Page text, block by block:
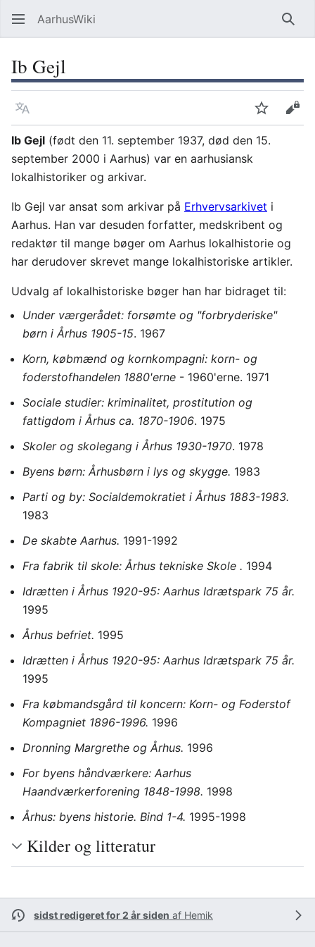
AarhusWiki Søg
Ib Gejl
Sprog OvervågVis
Ib Gejl (født den 11. september 1937, død den 15.
september 2000 i Aarhus) var en aarhusiansk
lokalhistoriker og arkivar.
Ib Gejl var ansat som arkivar på Erhvervsarkivet i
Aarhus. Han var desuden forfatter, medskribent og
redaktør til mange bøger om Aarhus lokalhistorie og
har derudover skrevet mange lokalhistoriske artikler.
Udvalg af lokalhistoriske bøger han har bidraget til:
Under værgerådet: forsømte og "forbryderiske"
børn i Århus 1905-15. 1967
Korn, købmænd og kornkompagni: korn- og
foderstofhandelen 1880'erne - 1960'erne. 1971
Sociale studier: kriminalitet, prostitution og
fattigdom i Århus ca. 1870-1906. 1975
Skoler og skolegang i Århus 1930-1970. 1978
Byens børn: Århusbørn i lys og skygge. 1983
Parti og by: Socialdemokratiet i Århus 1883-1983.
1983
De skabte Aarhus. 1991-1992
Fra fabrik til skole: Århus tekniske Skole . 1994
Idrætten i Århus 1920-95: Aarhus Idrætspark 75 år.
1995
Århus befriet. 1995
Idrætten i Århus 1920-95: Aarhus Idrætspark 75 år.
1995
Fra købmandsgård til koncern: Korn- og Foderstof
Kompagniet 1896-1996. 1996
Dronning Margrethe og Århus. 1996
For byens håndværkere: Aarhus
Haandværkerforening 1848-1998. 1998
Århus: byens historie. Bind 1-4. 1995-1998
Kilder og litteratur
sidst redigeret for 2 år siden af Hemik